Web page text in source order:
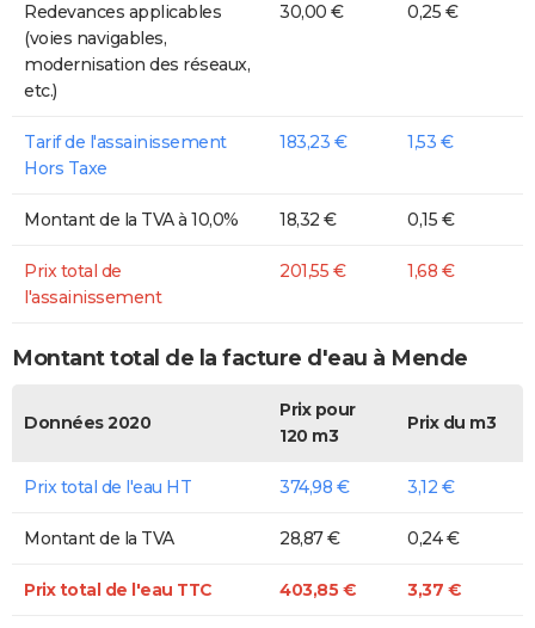
Redevances applicables
(voies navigables,
modernisation des réseaux,
etc.)
30,00 € 0,25 €
Tarif de l'assainissement
Hors Taxe
183,23 € 1,53 €
Montant de la TVA à 10,0% 18,32 € 0,15 €
Prix total de
l'assainissement
201,55 € 1,68 €
Montant total de la facture d'eau à Mende
Données 2020
Prix pour
120 m3
Prix du m3
Prix total de l'eau HT 374,98 € 3,12 €
Montant de la TVA 28,87 € 0,24 €
Prix total de l'eau TTC 403,85 € 3,37 €